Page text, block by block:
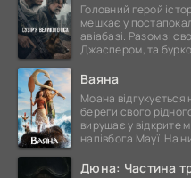
Головний герой
мешкає у
авіабазі. Разом зі
Джаспером, та
Ваяна
Моана відгукується
береги свого
вирушає у відкрите
напівбога Мауї. На
Дюна: Частина